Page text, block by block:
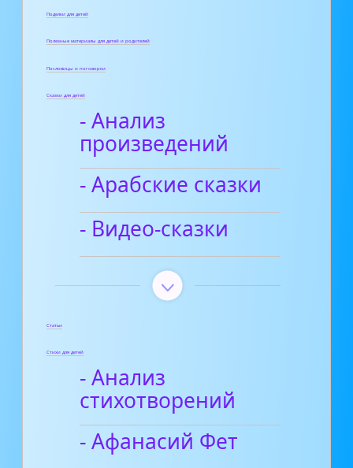
Поделки для детей
Полезные материалы для детей и родителей
Пословицы и поговорки
Сказки для детей
- Анализ
произведений
- Арабские сказки
- Видео-сказки
Статьи
Стихи для детей
- Анализ
стихотворений
- Афанасий Фет